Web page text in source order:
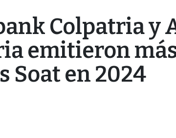
Colpatria y
emitieron
Soat en 2024